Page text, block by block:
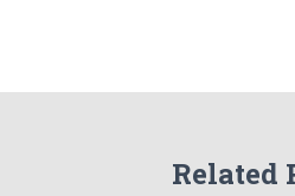
Related